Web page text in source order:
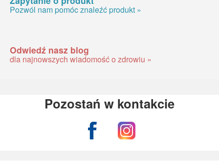
Pozwól nam pomóc znaleźć produkt »
Odwiedź nasz blog
dla najnowszych wiadomość o zdrowiu »
Pozostań w kontakcie